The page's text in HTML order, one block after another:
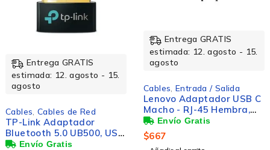
Entrega GRATIS
estimada: 12. agosto - 15.
agosto
Cables Cables de Red
TP-Link Adaptador
Bluetooth 5.0 UB500, USB
2.0, Negro
Entrega GRATIS
estimada: 12. agosto - 15.
agosto
Cables Entrada / Salida
Lenovo Adaptador USB C
Macho - RJ-45 Hembra,
Negro
$667